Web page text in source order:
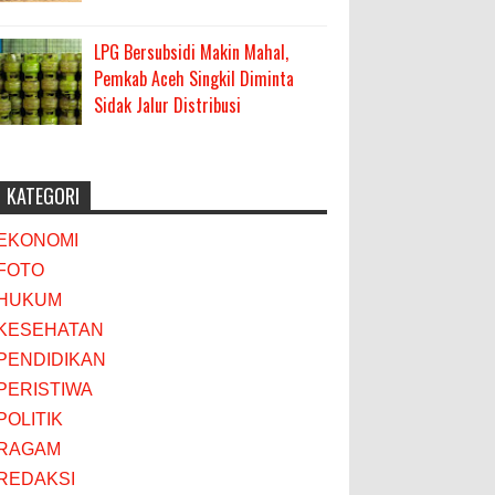
LPG Bersubsidi Makin Mahal,
Pemkab Aceh Singkil Diminta
Sidak Jalur Distribusi
KATEGORI